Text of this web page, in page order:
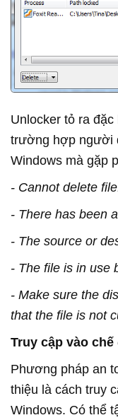
Unlocker tỏ ra
trường hợp người
Windows mà gặp
- Cannot delete
- There has been
- The source or
- The file is in use
- Make sure the
that the file is not
Truy cập vào
Phương pháp an
thiệu là cách truy
Windows. Có thể